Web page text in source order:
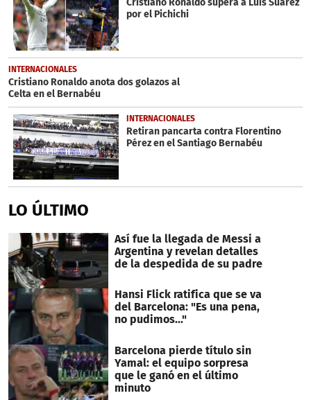
Cristiano Ronaldo supera a Luis Suárez
por el Pichichi
INTERNACIONALES
Cristiano Ronaldo anota dos golazos al
Celta en el Bernabéu
INTERNACIONALES
Retiran pancarta contra Florentino
Pérez en el Santiago Bernabéu
LO ÚLTIMO
Así fue la llegada de Messi a
Argentina y revelan detalles
de la despedida de su padre
Hansi Flick ratifica que se va
del Barcelona: "Es una pena,
no pudimos..."
Barcelona pierde título sin
Yamal: el equipo sorpresa
que le ganó en el último
minuto